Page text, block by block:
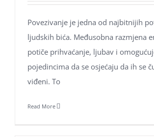
Povezivanje je jedna od najbitnijih
ljudskih bića. Međusobna razmjena
potiče prihvaćanje, ljubav i
pojedincima da se osjećaju da ih se
viđeni. To
Read More